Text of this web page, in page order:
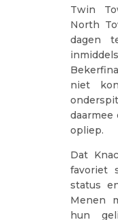
Twin
North
dagen
niet
daarmee
opliep.
Dat
favoriet
status
Menen
hun